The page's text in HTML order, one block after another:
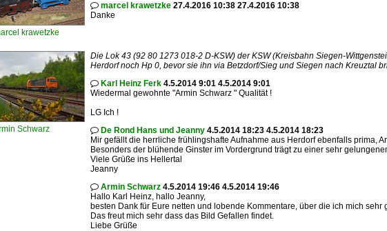
krawetzke
 marcel krawetzke 27.4.2016 10:38 27.4.2016 10:38
Danke
Schwarz
Die Lok 43 (92 80 1273 018-2 D-KSW) der KSW (Kreisbahn Siegen-
Herdorf noch Hp 0, bevor sie ihn via Betzdorf/Sieg und Siegen nach Kreuztal
 Karl Heinz Ferk 4.5.2014 9:01 4.5.2014 9:01
Wiedermal gewohnte "Armin Schwarz " Qualität !
LG Ich !
 De Rond Hans und Jeanny 4.5.2014 18:23 4.5.2014 18:23
Mir gefällt die herrliche frühlingshafte Aufnahme aus Herdorf ebenfalls prima,
Besonders der blühende Ginster im Vordergrund trägt zu einer sehr
Viele Grüße ins Hellertal
Jeanny
 Armin Schwarz 4.5.2014 19:46 4.5.2014 19:46
Hallo Karl Heinz, hallo Jeanny,
besten Dank für Eure netten und lobende Kommentare, über die ich mich sehr
Das freut mich sehr dass das Bild Gefallen findet.
Liebe Grüße